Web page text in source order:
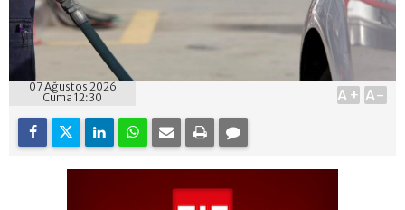
07 Ağustos 2026
Cuma 12:30
A+ A-